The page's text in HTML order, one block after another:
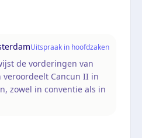
Uitspraak in hoofdzaken
de vorderingen van
veroordeelt Cancun II in
zowel in conventie als in